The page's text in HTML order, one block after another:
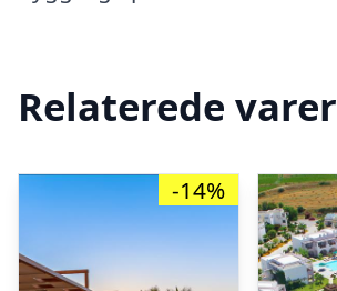
Relaterede varer
-14%